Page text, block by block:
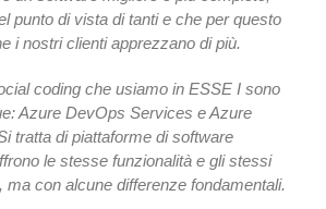
punto di vista di tanti e che per questo
i nostri clienti apprezzano di più.
coding che usiamo in ESSE I sono
Azure DevOps Services e Azure
tratta di piattaforme di software
le stesse funzionalità e gli stessi
con alcune differenze fondamentali.